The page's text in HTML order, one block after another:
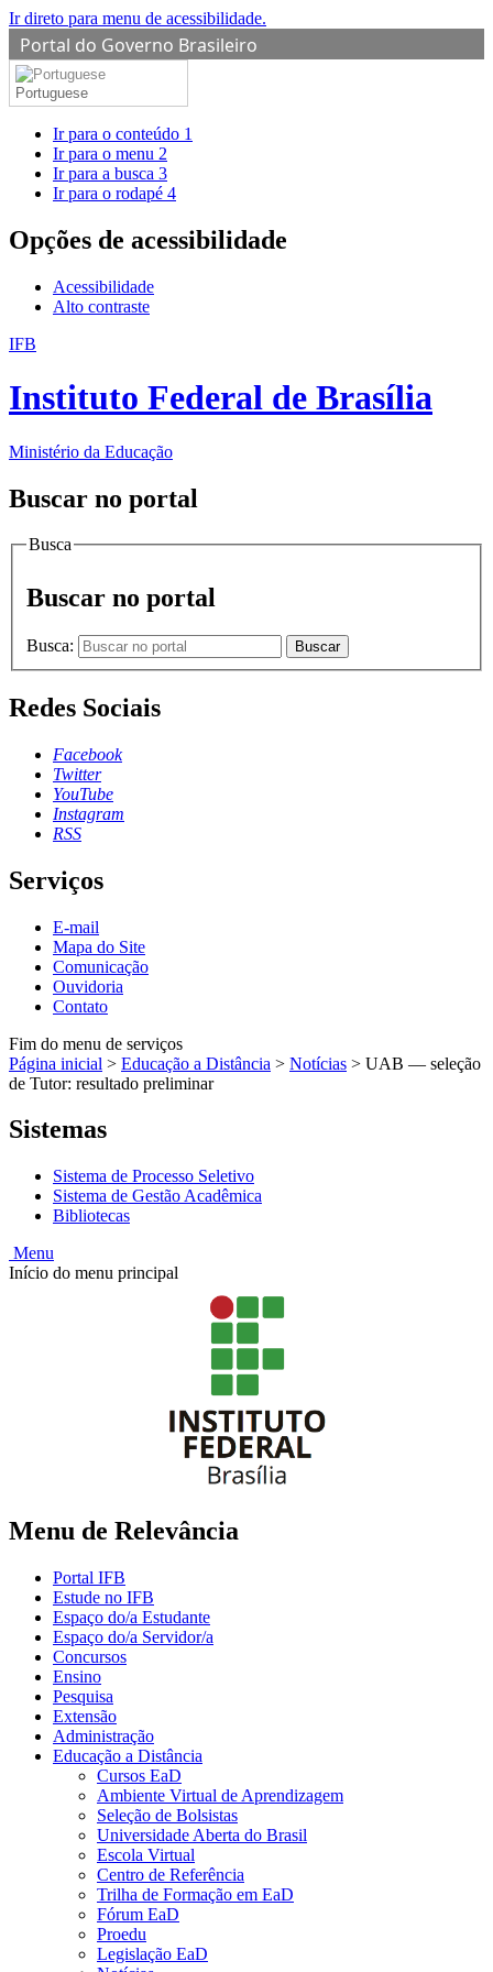
Ir direto para menu de acessibilidade.
Portal do Governo Brasileiro
Portuguese
Ir para o conteúdo 1
Ir para o menu 2
Ir para a busca 3
Ir para o rodapé 4
Opções de acessibilidade
Acessibilidade
Alto contraste
IFB
Instituto Federal de Brasília
Ministério da Educação
Buscar no portal
Busca
Buscar no portal
Busca: Buscar
Redes Sociais
Facebook
Twitter
YouTube
Instagram
RSS
Serviços
E-mail
Mapa do Site
Comunicação
Ouvidoria
Contato
Fim do menu de serviços
Página inicial > Educação a Distância > Notícias > UAB — seleção
de Tutor: resultado preliminar
Sistemas
Sistema de Processo Seletivo
Sistema de Gestão Acadêmica
Bibliotecas
Menu
Início do menu principal
Menu de Relevância
Portal IFB
Estude no IFB
Espaço do/a Estudante
Espaço do/a Servidor/a
Concursos
Ensino
Pesquisa
Extensão
Administração
Educação a Distância
Cursos EaD
Ambiente Virtual de Aprendizagem
Seleção de Bolsistas
Universidade Aberta do Brasil
Escola Virtual
Centro de Referência
Trilha de Formação em EaD
Fórum EaD
Proedu
Legislação EaD